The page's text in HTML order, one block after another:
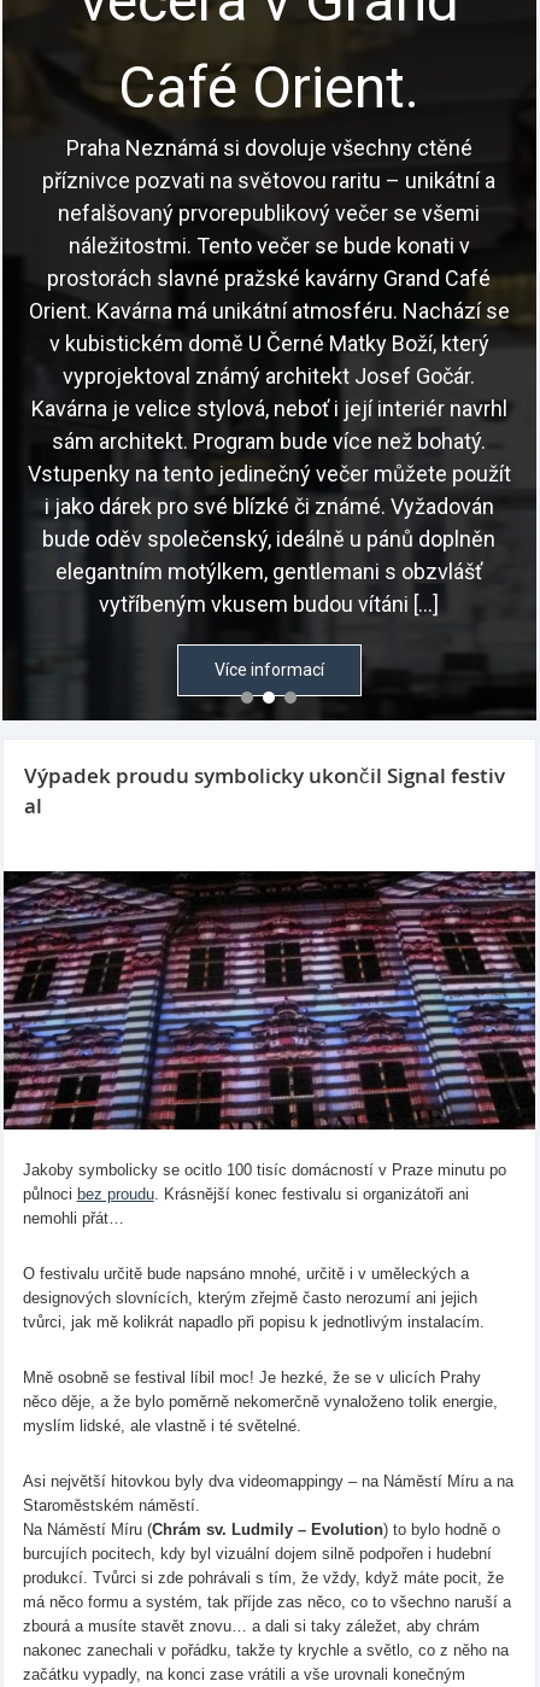
Program
Poutavé vycházky Prahou s profesionálními
průvodci, akce pro školy i teambuilding pro firmy a
skupiny.
Česky a anglicky.
Prohlédnout akce
Výpadek proudu symbolicky ukončil Signal festiv
al
Jakoby symbolicky se ocitlo 100 tisíc domácností v Praze minutu po
půlnoci bez proudu. Krásnější konec festivalu si organizátoři ani
nemohli přát…
O festivalu určitě bude napsáno mnohé, určitě i v uměleckých a
designových slovnících, kterým zřejmě často nerozumí ani jejich
tvůrci, jak mě kolikrát napadlo při popisu k jednotlivým instalacím.
Mně osobně se festival líbil moc! Je hezké, že se v ulicích Prahy
něco děje, a že bylo poměrně nekomerčně vynaloženo tolik energie,
myslím lidské, ale vlastně i té světelné.
Asi největší hitovkou byly dva videomappingy – na Náměstí Míru a na
Staroměstském náměstí.
Na Náměstí Míru (Chrám sv. Ludmily – Evolution) to bylo hodně o
burcujích pocitech, kdy byl vizuální dojem silně podpořen i hudební
produkcí. Tvůrci si zde pohrávali s tím, že vždy, když máte pocit, že
má něco formu a systém, tak příjde zas něco, co to všechno naruší a
zbourá a musíte stavět znovu… a dali si taky záležet, aby chrám
nakonec zanechali v pořádku, takže ty krychle a světlo, co z něho na
začátku vypadly, na konci zase vrátili a vše urovnali konečným